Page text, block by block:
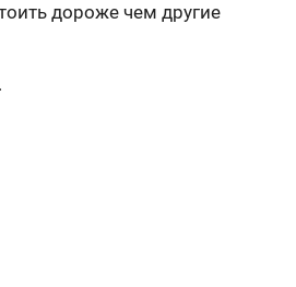
дороже чем другие